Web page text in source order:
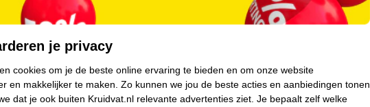
Bestway AquaTronix Pro G300
G300
Verkoop via partner Verkoop via partner
je privacy
cookies om je de beste online ervaring te bieden en om onze website
en makkelijker te maken. Zo kunnen we jou de beste acties en aanbiedingen tonen
dat je ook buiten Kruidvat.nl relevante advertenties ziet. Je bepaalt zelf welke